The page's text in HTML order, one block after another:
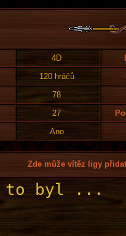
4D
120 hráčů
78
27
Ano
Zde může vítěz ligy